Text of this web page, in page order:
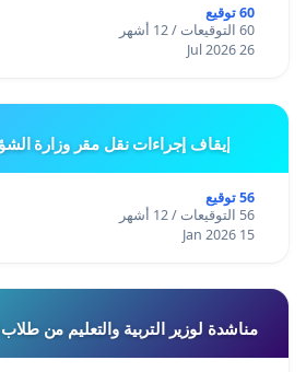
60 توقيع
60 التوقيعات / 12 أشهر
26 Jul 2026
إيقاف إجراءات نقل مقر وزارة
56 توقيع
56 التوقيعات / 12 أشهر
15 Jan 2026
مناشدة لوزير التربية والتعليم من